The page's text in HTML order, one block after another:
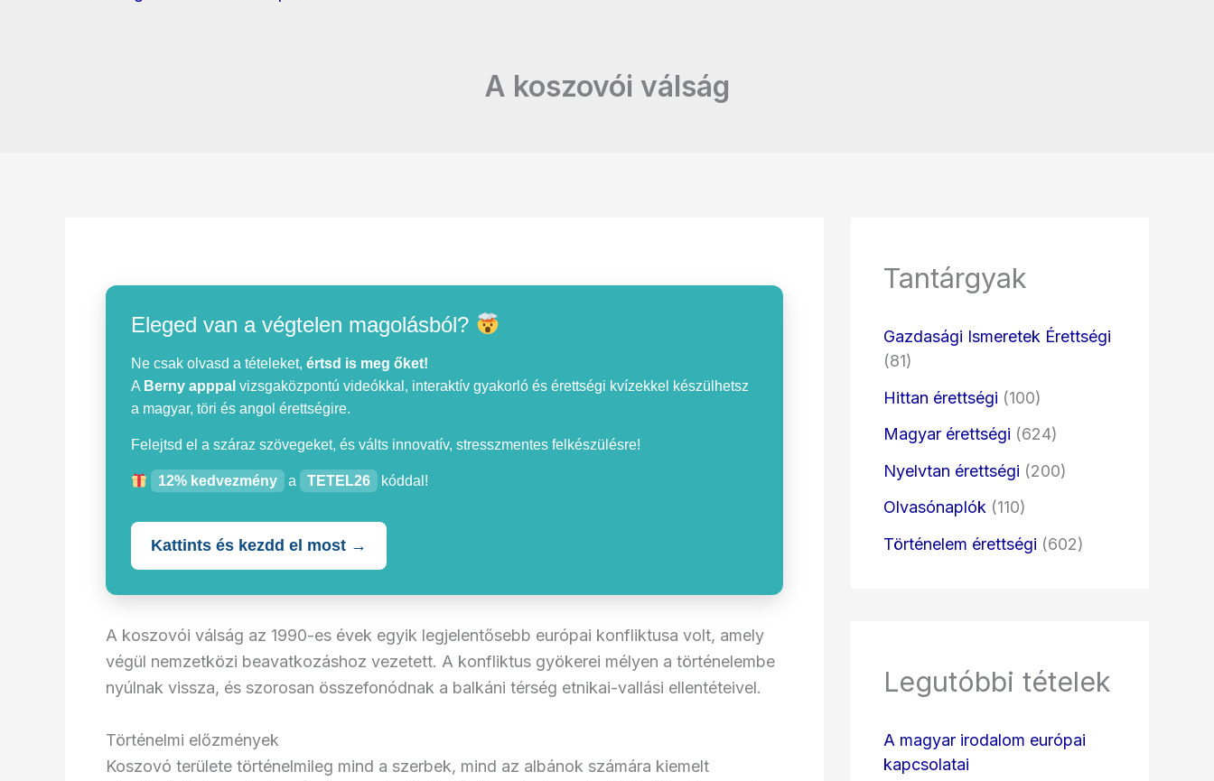
A koszovói válság
Eleged van a végtelen magolásból?
Ne csak olvasd a tételeket, értsd is meg őket!
A Berny apppal vizsgaközpontú videókkal, interaktív gyakorló és érettségi kvízekkel készülhetsz
a magyar, töri és angol érettségire.
Felejtsd el a száraz szövegeket, és válts innovatív, stresszmentes felkészülésre!
12% kedvezmény a TETEL26 kóddal!
Kattints és kezdd el most →
A koszovói válság az 1990-es évek egyik legjelentősebb európai konfliktusa volt, amely
végül nemzetközi beavatkozáshoz vezetett. A konfliktus gyökerei mélyen a történelembe
nyúlnak vissza, és szorosan összefonódnak a balkáni térség etnikai-vallási ellentéteivel.
Történelmi előzmények
Koszovó területe történelmileg mind a szerbek, mind az albánok számára kiemelt
Tantárgyak
Gazdasági Ismeretek Érettségi
(81)
Hittan érettségi (100)
Magyar érettségi (624)
Nyelvtan érettségi (200)
Olvasónaplók (110)
Történelem érettségi (602)
Legutóbbi tételek
A magyar irodalom európai
kapcsolatai